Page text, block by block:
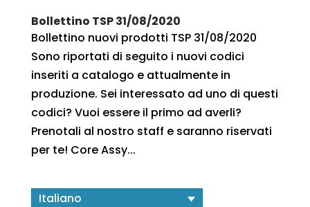
Bollettino TSP 31/08/2020
Bollettino nuovi prodotti TSP 31/08/2020
Sono riportati di seguito i nuovi codici
inseriti a catalogo e attualmente in
produzione. Sei interessato ad uno di questi
codici? Vuoi essere il primo ad averli?
Prenotali al nostro staff e saranno riservati
per te! Core Assy...
Italiano